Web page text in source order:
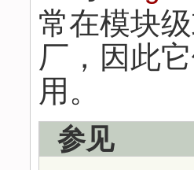
常在模块
厂，因此
用。
参见